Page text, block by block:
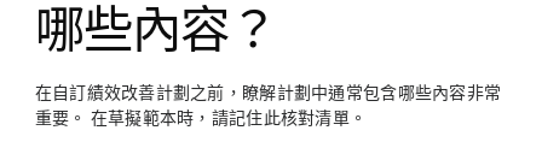
哪些內容？
在自訂績效改善計劃之前，瞭解計劃中通常包含哪些內容非常
重要。 在草擬範本時，請記住此核對清單。